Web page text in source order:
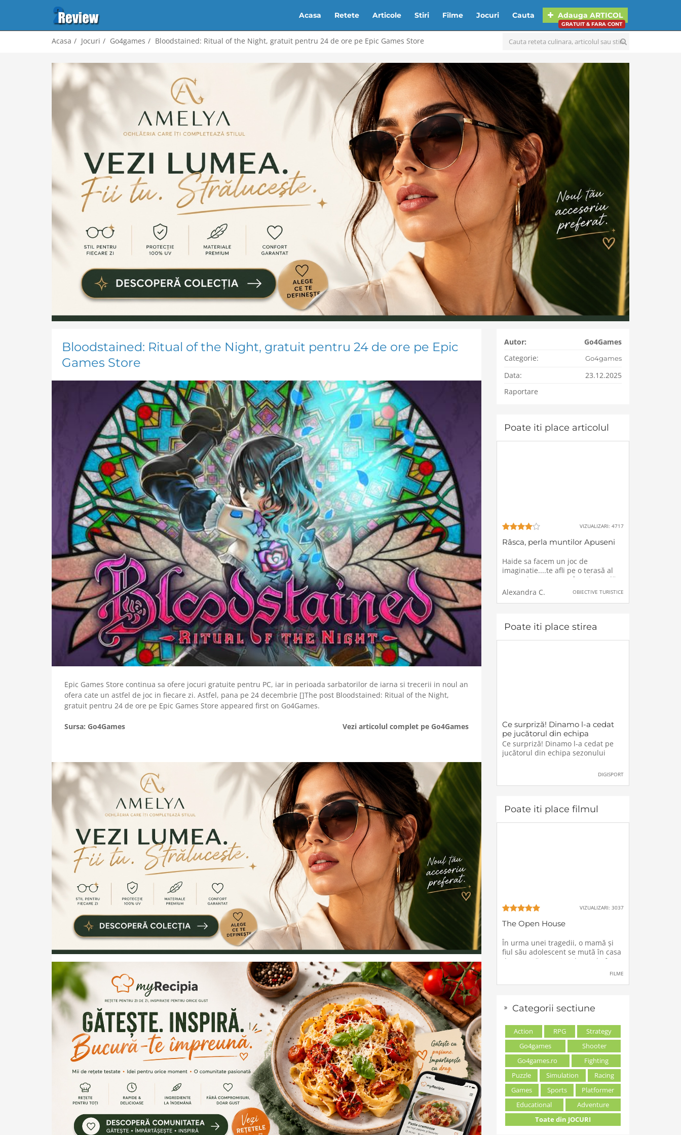
Acasa Retete Articole Stiri Filme Jocuri Cauta Adauga ARTICOL
GRATUIT & FARA CONT
Acasa Jocuri Go4games Bloodstained: Ritual of the Night, gratuit pentru 24 de ore pe Epic Games Store
Bloodstained: Ritual of the Night, gratuit pentru 24 de ore pe Epic
Games Store
Epic Games Store continua sa ofere jocuri gratuite pentru PC, iar in perioada sarbatorilor de iarna si trecerii in noul an
ofera cate un astfel de joc in fiecare zi. Astfel, pana pe 24 decembrie []The post Bloodstained: Ritual of the Night,
gratuit pentru 24 de ore pe Epic Games Store appeared first on Go4Games.
Sursa: Go4Games Vezi articolul complet pe Go4Games
Autor:
Go4Games
Categorie:
Go4games
Data:
23.12.2025
Raportare
Poate iti place articolul
VIZUALIZARI: 4717
Râsca, perla muntilor Apuseni
Haide sa facem un joc de
imaginatie....te afli pe o terasă al
unei cabane, cu o cafea aburindă
in mana, iar priveliștea iti inundă
ochii cu imagini efemere. Conturul
muntilor se definesc usor sub cerul
mesteacăn
Alexandra C. OBIECTIVE TURISTICE
Poate iti place stirea
Ce surpriză! Dinamo l-a cedat
pe jucătorul din echipa
sezonului
Ce surpriză! Dinamo l-a cedat pe
jucătorul din echipa sezonului
DIGISPORT
Poate iti place filmul
VIZUALIZARI: 3037
The Open House
În urma unei tragedii, o mamă şi
fiul său adolescent se mută în casa
de vacanţă a unei rude, unde forţe
FILME
Categorii sectiune
Action RPG
Strategy
Go4games
Shooter
Go4games.ro
Fighting
Puzzle
Simulation
Racing
Games
Sports
Platformer
Educational
Adventure
Toate din JOCURI